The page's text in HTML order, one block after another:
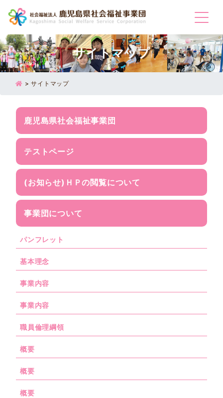
サイトマップ
>サイトマップ
鹿児島県社会福祉事業団
テストページ
(お知らせ)ＨＰの閲覧について
事業団について
パンフレット
基本理念
事業内容
事業内容
職員倫理綱領
概要
概要
概要